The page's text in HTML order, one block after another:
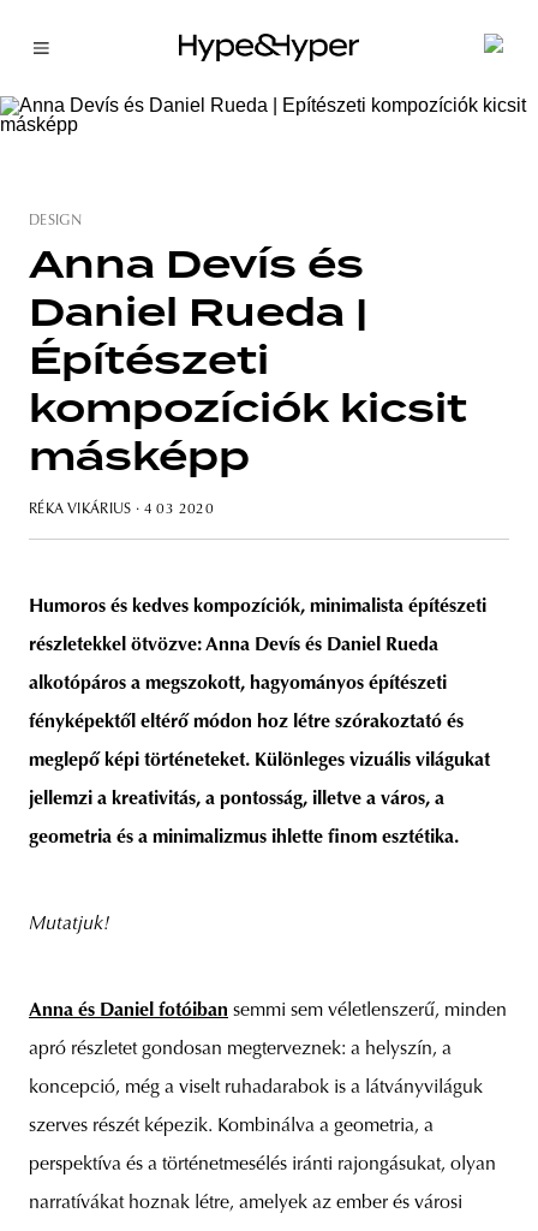
DESIGN
Anna Devís és
Daniel Rueda |
Építészeti
kompozíciók kicsit
másképp
RÉKA VIKÁRIUS · 4 03 2020
Humoros és kedves kompozíciók, minimalista építészeti
részletekkel ötvözve: Anna Devís és Daniel Rueda
alkotópáros a megszokott, hagyományos építészeti
fényképektől eltérő módon hoz létre szórakoztató és
meglepő képi történeteket. Különleges vizuális világukat
jellemzi a kreativitás, a pontosság, illetve a város, a
geometria és a minimalizmus ihlette finom esztétika.
Mutatjuk!
Anna és Daniel fotóiban semmi sem véletlenszerű, minden
apró részletet gondosan megterveznek: a helyszín, a
koncepció, még a viselt ruhadarabok is a látványviláguk
szerves részét képezik. Kombinálva a geometria, a
perspektíva és a történetmesélés iránti rajongásukat, olyan
narratívákat hoznak létre, amelyek az ember és városi